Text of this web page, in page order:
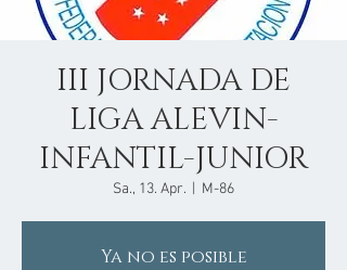
III JORNADA DE
LIGA ALEVIN-
INFANTIL-JUNIOR
Sa., 13. Apr. M-86
Ya no es posible